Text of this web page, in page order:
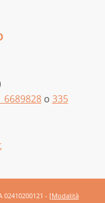
6689828o 335
- [Modalità